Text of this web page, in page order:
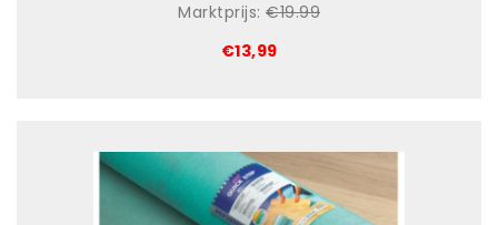
Marktprijs: €19.99
€13,99